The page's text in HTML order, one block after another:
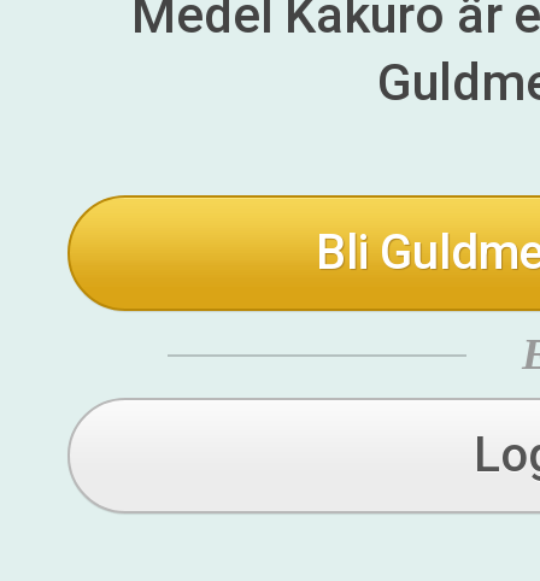
Medel Kakuro är
Bli